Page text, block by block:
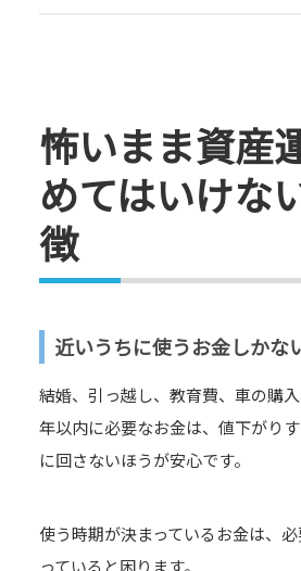
怖いまま資産
めてはいけな
徴
近いうちに使うお金しかな
結婚、引っ越し、教育費、車の購
年以内に必要なお金は、値下がり
に回さないほうが安心です。
使う時期が決まっているお金は、
っていると困ります。